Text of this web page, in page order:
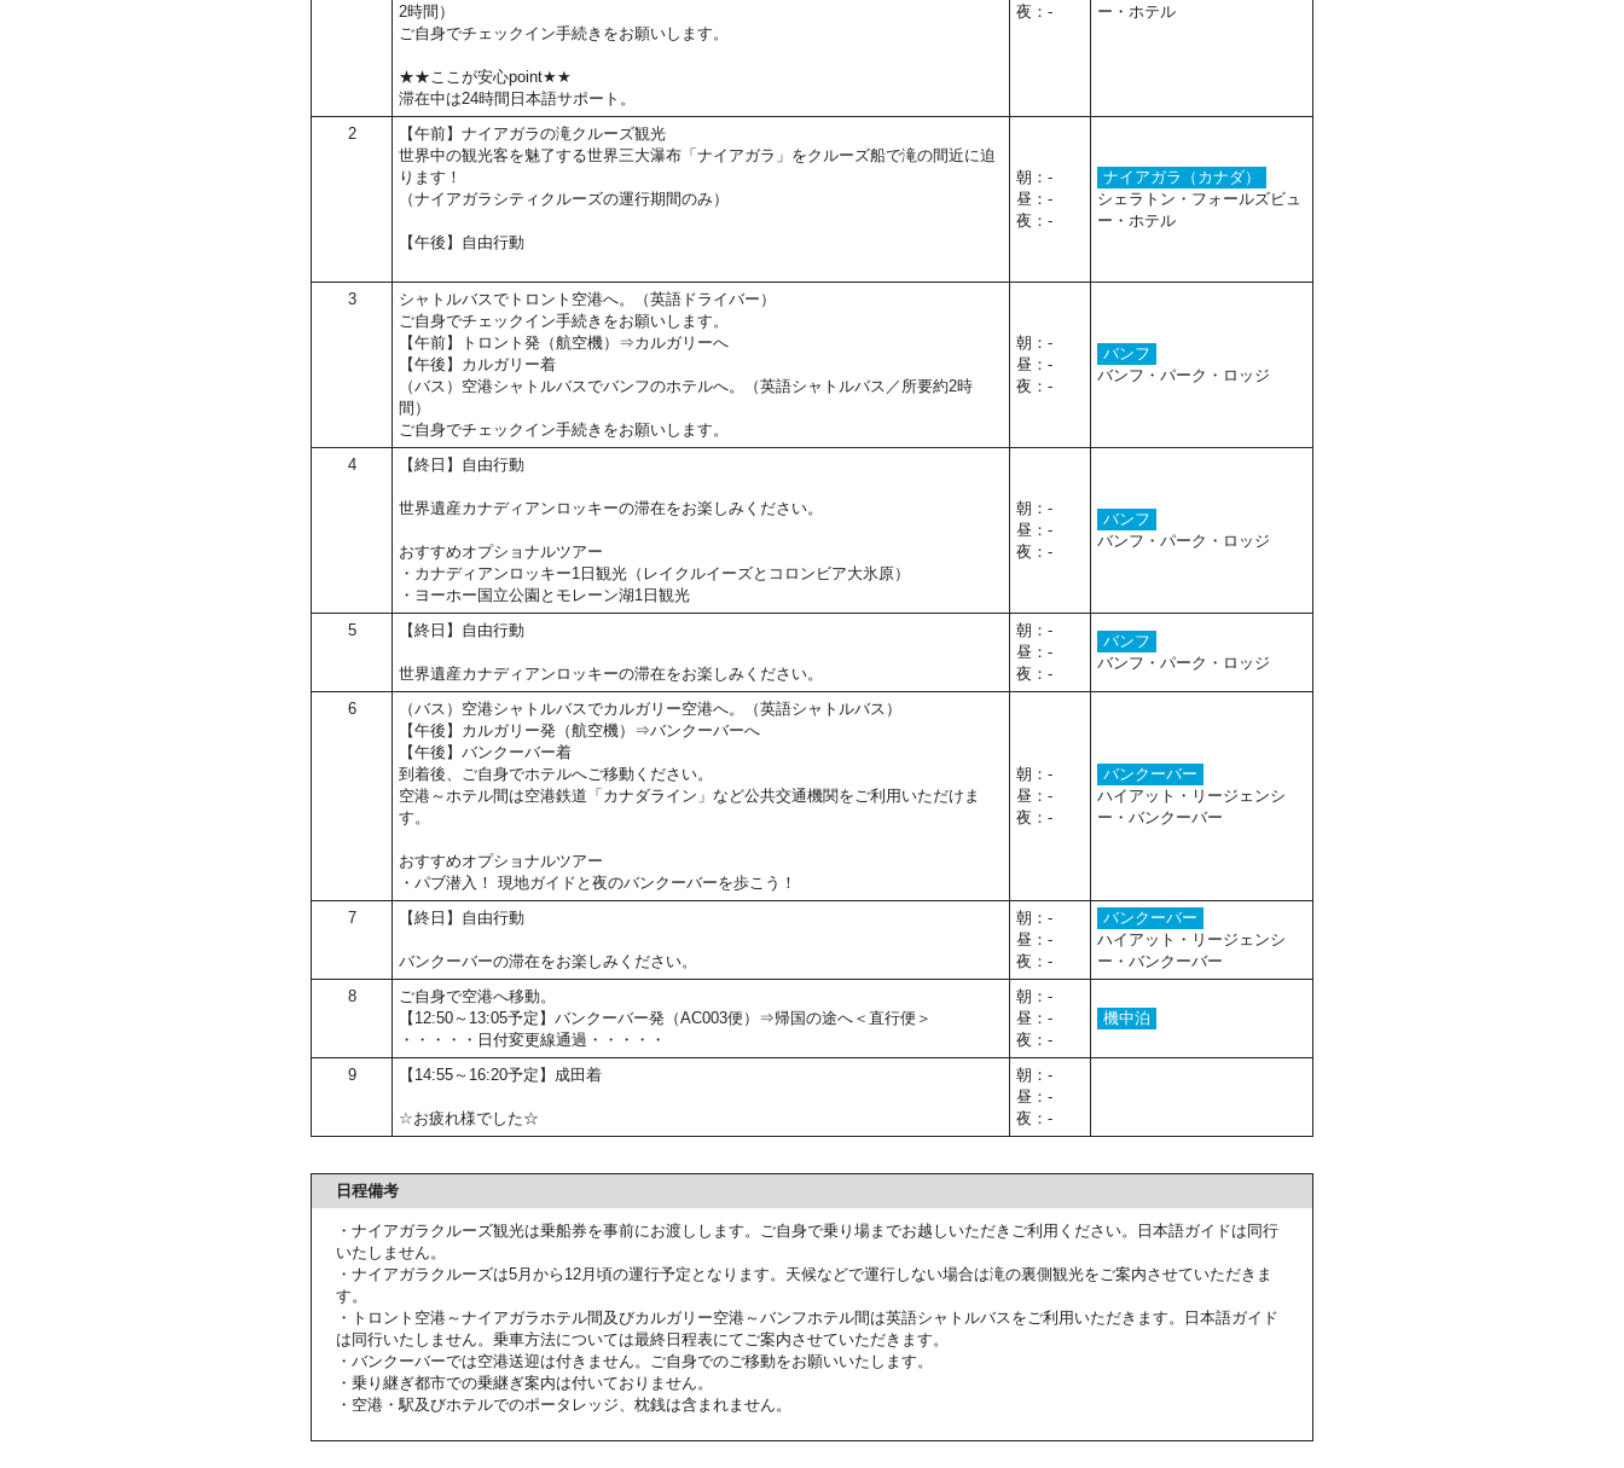
2時間）
ご自身でチェックイン手続きをお願いします。
★★ここが安心point★★
滞在中は24時間日本語サポート。
夜：-
ー・ホテル
2
【午前】ナイアガラの滝クルーズ観光
世界中の観光客を魅了する世界三大瀑布「ナイアガラ」をクルーズ船で滝の間近に迫
ります！
（ナイアガラシティクルーズの運行期間のみ）
【午後】自由行動
朝：-
昼：-
夜：-
ナイアガラ（カナダ）
シェラトン・フォールズビュ
ー・ホテル
3
シャトルバスでトロント空港へ。（英語ドライバー）
ご自身でチェックイン手続きをお願いします。
【午前】トロント発（航空機）⇒カルガリーへ
【午後】カルガリー着
（バス）空港シャトルバスでバンフのホテルへ。（英語シャトルバス／所要約2時
間）
ご自身でチェックイン手続きをお願いします。
朝：-
昼：-
夜：-
バンフ
バンフ・パーク・ロッジ
4 【終日】自由行動
世界遺産カナディアンロッキーの滞在をお楽しみください。
おすすめオプショナルツアー
・カナディアンロッキー1日観光（レイクルイーズとコロンビア大氷原）
・ヨーホー国立公園とモレーン湖1日観光
朝：-
昼：-
夜：-
バンフ
バンフ・パーク・ロッジ
5 【終日】自由行動
世界遺産カナディアンロッキーの滞在をお楽しみください。
朝：-
昼：-
夜：-
バンフ
バンフ・パーク・ロッジ
6
（バス）空港シャトルバスでカルガリー空港へ。（英語シャトルバス）
【午後】カルガリー発（航空機）⇒バンクーバーへ
【午後】バンクーバー着
到着後、ご自身でホテルへご移動ください。
空港～ホテル間は空港鉄道「カナダライン」など公共交通機関をご利用いただけま
す。
おすすめオプショナルツアー
・パブ潜入！ 現地ガイドと夜のバンクーバーを歩こう！
朝：-
昼：-
夜：-
バンクーバー
ハイアット・リージェンシ
ー・バンクーバー
7 【終日】自由行動
バンクーバーの滞在をお楽しみください。
朝：-
昼：-
夜：-
バンクーバー
ハイアット・リージェンシ
ー・バンクーバー
8
ご自身で空港へ移動。
【12:50～13:05予定】バンクーバー発（AC003便）⇒帰国の途へ＜直行便＞
・・・・・日付変更線通過・・・・・
朝：-
昼：-
夜：-
機中泊
9 【14:55～16:20予定】成田着
☆お疲れ様でした☆
朝：-
昼：-
夜：-
日程備考
・ナイアガラクルーズ観光は乗船券を事前にお渡しします。ご自身で乗り場までお越しいただきご利用ください。日本語ガイドは同行
いたしません。
・ナイアガラクルーズは5月から12月頃の運行予定となります。天候などで運行しない場合は滝の裏側観光をご案内させていただきま
す。
・トロント空港～ナイアガラホテル間及びカルガリー空港～バンフホテル間は英語シャトルバスをご利用いただきます。日本語ガイド
は同行いたしません。乗車方法については最終日程表にてご案内させていただきます。
・バンクーバーでは空港送迎は付きません。ご自身でのご移動をお願いいたします。
・乗り継ぎ都市での乗継ぎ案内は付いておりません。
・空港・駅及びホテルでのポータレッジ、枕銭は含まれません。